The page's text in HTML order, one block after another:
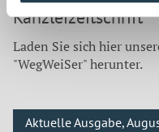
Kanzleizeitschrift
Laden Sie sich hier
"WegWeiSer" herunter.
Aktuelle Ausgabe,